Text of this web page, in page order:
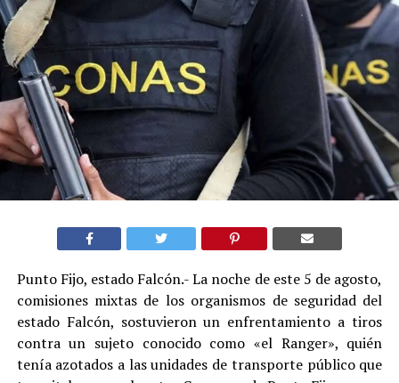
Punto Fijo, estado Falcón.- La noche de este 5 de agosto,
comisiones mixtas de los organismos de seguridad del
estado Falcón, sostuvieron un enfrentamiento a tiros
contra un sujeto conocido como «el Ranger», quién
tenía azotados a las unidades de transporte público que